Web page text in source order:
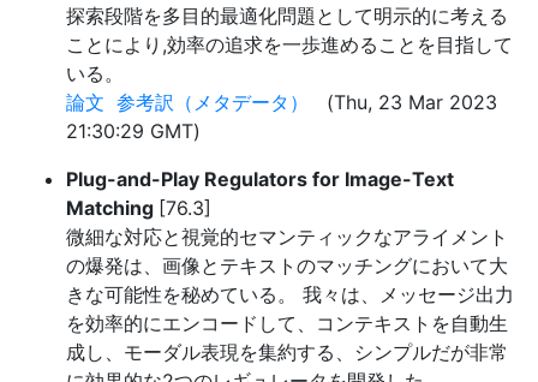
探索段階を多目的最適化問題として明示的に考える
ことにより,効率の追求を一歩進めることを目指して
いる。
論文 参考訳（メタデータ）
(Thu, 23 Mar 2023
21:30:29 GMT)
Plug-and-Play Regulators for Image-Text
Matching [76.3]
微細な対応と視覚的セマンティックなアライメント
の爆発は、画像とテキストのマッチングにおいて大
きな可能性を秘めている。 我々は、メッセージ出力
を効率的にエンコードして、コンテキストを自動生
成し、モーダル表現を集約する、シンプルだが非常